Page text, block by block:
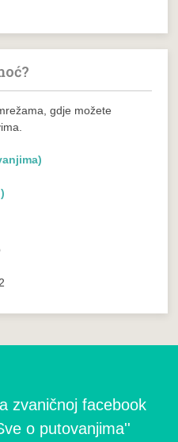
gdje možete
zvaničnoj facebook
o putovanjima''